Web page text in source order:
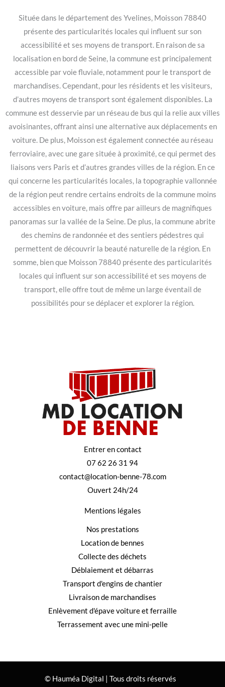
Située dans le département des Yvelines, Moisson 78840
présente des particularités locales qui influent sur son
accessibilité et ses moyens de transport. En raison de sa
localisation en bord de Seine, la commune est principalement
accessible par voie fluviale, notamment pour le transport de
marchandises. Cependant, pour les résidents et les visiteurs,
d’autres moyens de transport sont également disponibles. La
commune est desservie par un réseau de bus qui la relie aux villes
avoisinantes, offrant ainsi une alternative aux déplacements en
voiture. De plus, Moisson est également connectée au réseau
ferroviaire, avec une gare située à proximité, ce qui permet des
liaisons vers Paris et d’autres grandes villes de la région. En ce
qui concerne les particularités locales, la topographie vallonnée
de la région peut rendre certains endroits de la commune moins
accessibles en voiture, mais offre par ailleurs de magnifiques
panoramas sur la vallée de la Seine. De plus, la commune abrite
des chemins de randonnée et des sentiers pédestres qui
permettent de découvrir la beauté naturelle de la région. En
somme, bien que Moisson 78840 présente des particularités
locales qui influent sur son accessibilité et ses moyens de
transport, elle offre tout de même un large éventail de
possibilités pour se déplacer et explorer la région.
Entrer en contact
07 62 26 31 94
contact@location-benne-78.com
Ouvert 24h/24
Mentions légales
Nos prestations
Location de bennes
Collecte des déchets
Déblaiement et débarras
Transport d'engins de chantier
Livraison de marchandises
Enlèvement d'épave voiture et ferraille
Terrassement avec une mini-pelle
© Hauméa Digital | Tous droits réservés